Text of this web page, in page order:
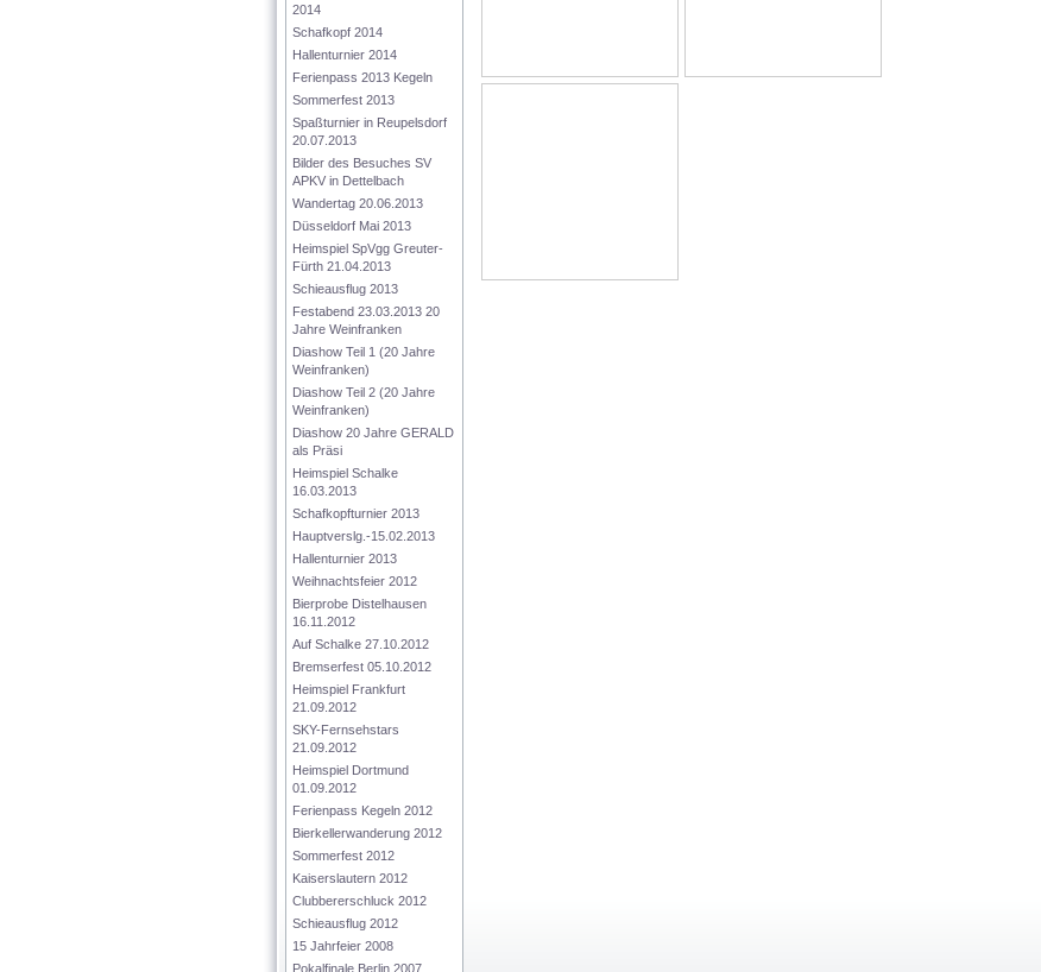
2014
Schafkopf 2014
Hallenturnier 2014
Ferienpass 2013 Kegeln
Sommerfest 2013
Spaßturnier in Reupelsdorf
20.07.2013
Bilder des Besuches SV
APKV in Dettelbach
Wandertag 20.06.2013
Düsseldorf Mai 2013
Heimspiel SpVgg Greuter-
Fürth 21.04.2013
Schieausflug 2013
Festabend 23.03.2013 20
Jahre Weinfranken
Diashow Teil 1 (20 Jahre
Weinfranken)
Diashow Teil 2 (20 Jahre
Weinfranken)
Diashow 20 Jahre GERALD
als Präsi
Heimspiel Schalke
16.03.2013
Schafkopfturnier 2013
Hauptverslg.-15.02.2013
Hallenturnier 2013
Weihnachtsfeier 2012
Bierprobe Distelhausen
16.11.2012
Auf Schalke 27.10.2012
Bremserfest 05.10.2012
Heimspiel Frankfurt
21.09.2012
SKY-Fernsehstars
21.09.2012
Heimspiel Dortmund
01.09.2012
Ferienpass Kegeln 2012
Bierkellerwanderung 2012
Sommerfest 2012
Kaiserslautern 2012
Clubbererschluck 2012
Schieausflug 2012
15 Jahrfeier 2008
Pokalfinale Berlin 2007